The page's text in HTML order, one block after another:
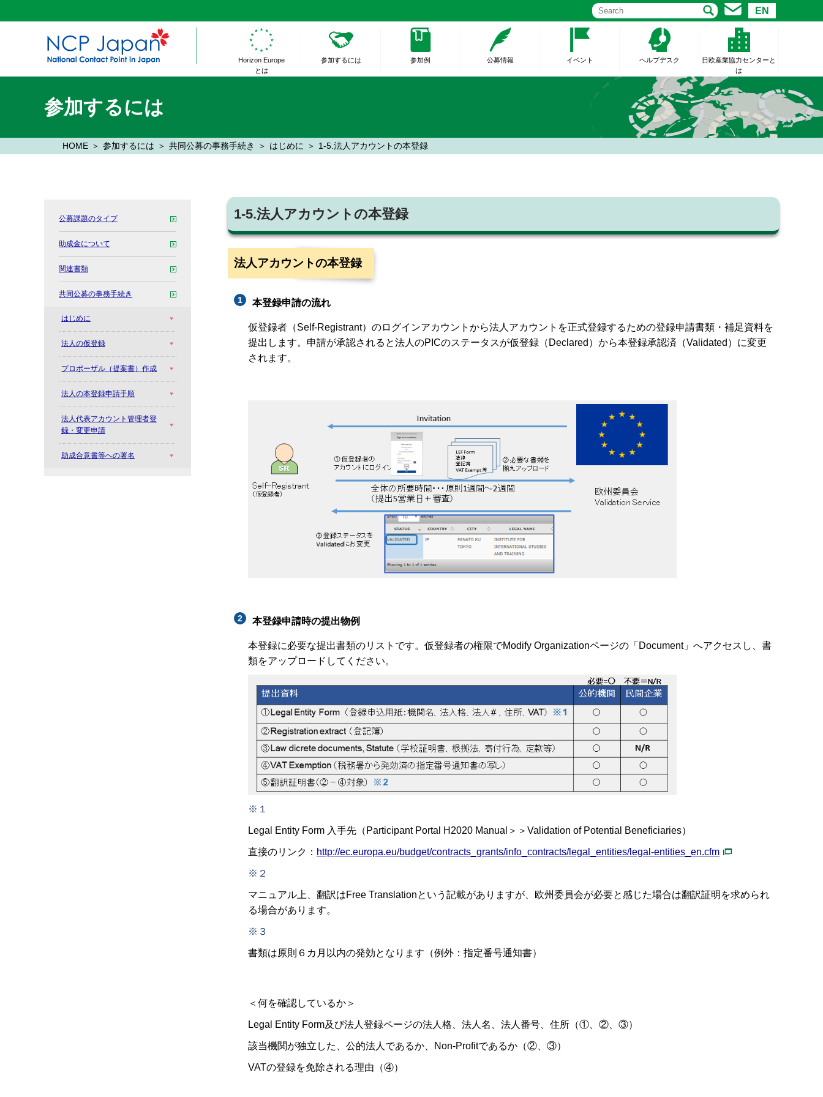
EN
Horizon Europe
とは
参加するには 参加例 公募情報 イベント ヘルプデスク
日欧産業協力センターと
は
参加するには
HOME 参加するには 共同公募の事務手続き はじめに 1-5.法人アカウントの本登録
1-5.法人アカウントの本登録
法人アカウントの本登録
本登録申請の流れ
仮登録者（Self-Registrant）のログインアカウントから法人アカウントを正式登録するための登録申請書類・補足資料を
提出します。申請が承認されると法人のPICのステータスが仮登録（Declared）から本登録承認済（Validated）に変更
されます。
本登録申請時の提出物例
本登録に必要な提出書類のリストです。仮登録者の権限でModify Organizationページの「Document」へアクセスし、書
類をアップロードしてください。
※１
Legal Entity Form 入手先（Participant Portal H2020 Manual＞＞Validation of Potential Beneficiaries）
直接のリンク： http://ec.europa.eu/budget/contracts_grants/info_contracts/legal_entities/legal-entities_en.cfm
※２
マニュアル上、翻訳はFree Translationという記載がありますが、欧州委員会が必要と感じた場合は翻訳証明を求められ
る場合があります。
※３
書類は原則６カ月以内の発効となります（例外：指定番号通知書）
＜何を確認しているか＞
Legal Entity Form及び法人登録ページの法人格、法人名、法人番号、住所（①、②、③）
該当機関が独立した、公的法人であるか、Non-Profitであるか（②、③）
VATの登録を免除される理由（④）
公募課題のタイプ
助成金について
関連書類
共同公募の事務手続き
はじめに
法人の仮登録
プロポーザル（提案書）作成
法人の本登録申請手順
法人代表アカウント管理者登
録・変更申請
助成合意書等への署名